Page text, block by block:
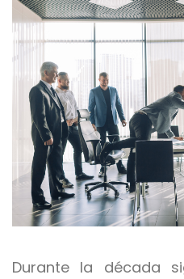
Durante la década